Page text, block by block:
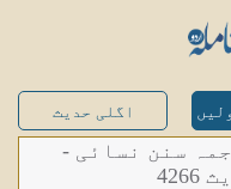
اگلی حدیث
سنن نسائی -